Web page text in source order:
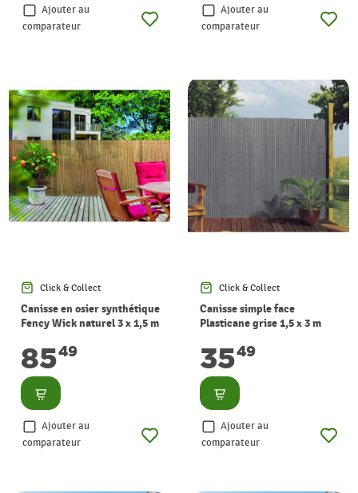
Ajouter au
comparateur
Ajouter au
comparateur
Click & Collect
Canisse en osier synthétique
Fency Wick naturel 3 x 1,5 m
8549
Consulter
Ajouter au
comparateur
Click & Collect
Canisse simple face
Plasticane grise 1,5 x 3 m
3549
Consulter
Ajouter au
comparateur